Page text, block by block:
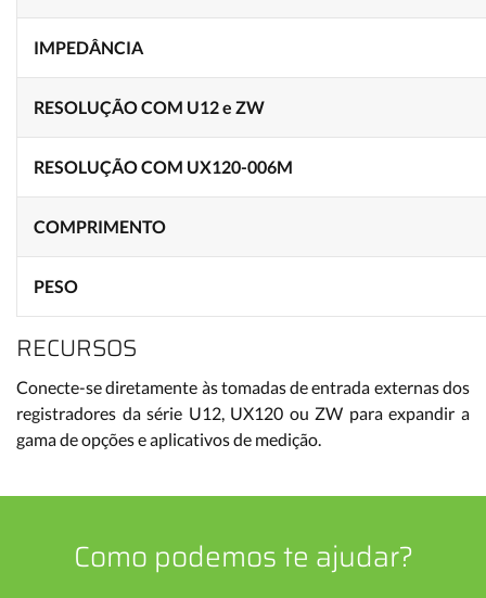
IMPEDÂNCIA
RESOLUÇÃO COM U12 e ZW
RESOLUÇÃO COM UX120-006M
COMPRIMENTO
PESO
RECURSOS
Conecte-se diretamente às tomadas de entrada externas dos
registradores da série U12, UX120 ou ZW para expandir a
gama de opções e aplicativos de medição.
Como podemos te ajudar?